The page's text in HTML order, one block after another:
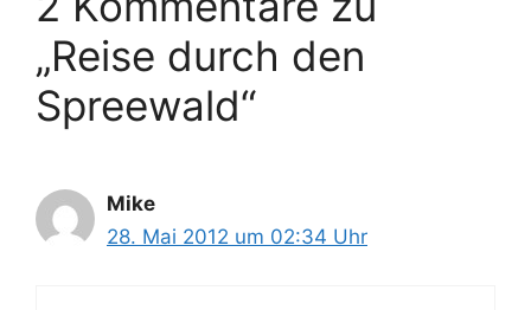
„Reise durch den
Spreewald“
Mike
28. Mai 2012 um 02:34 Uhr